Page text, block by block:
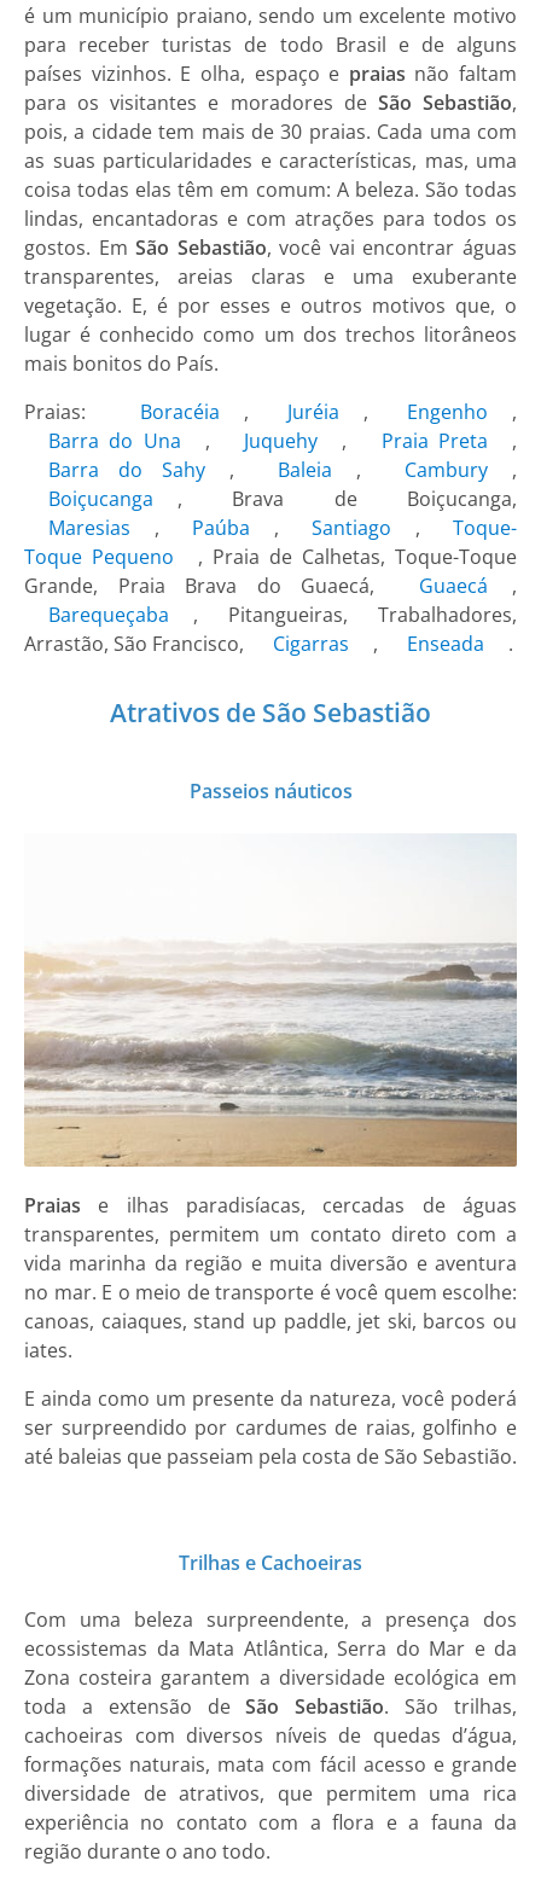
é um município praiano, sendo um excelente motivo
para receber turistas de todo Brasil e de alguns
países vizinhos. E olha, espaço e praias não faltam
para os visitantes e moradores deSão Sebastião,
pois, a cidade tem mais de 30 praias. Cada uma com
as suas particularidades e características, mas, uma
coisa todas elas têm em comum: A beleza. São todas
lindas, encantadoras e com atrações para todos os
gostos. EmSão Sebastião, você vai encontrar águas
transparentes, areias claras e uma exuberante
vegetação. E, é por esses e outros motivos que, o
lugar é conhecido como um dos trechos litorâneos
mais bonitos do País.
Praias:
Boracéia , Juréia , Engenho
,
Barra do Una
, Juquehy , Praia Preta
,
Barra do Sahy
, Baleia , Cambury
,
Boiçucanga
, Brava de Boiçucanga,
Maresias
, Paúba , Santiago ,
Toque-
Toque Pequeno
, Praia de Calhetas, Toque-Toque
Grande, Praia Brava do Guaecá,
Guaecá
,
Barequeçaba
, Pitangueiras, Trabalhadores,
Arrastão, São Francisco,
Cigarras , Enseada .
Atrativos de São Sebastião
Passeios náuticos
Praias e ilhas paradisíacas, cercadas de águas
transparentes, permitem um contato direto com a
vida marinha da região e muita diversão e aventura
no mar. E o meio de transporte é você quem escolhe:
canoas, caiaques, stand up paddle, jet ski, barcos ou
iates.
E ainda como um presente da natureza, você poderá
ser surpreendido por cardumes de raias, golfinho e
até baleias que passeiam pela costa de São Sebastião.
Trilhas e Cachoeiras
Com uma beleza surpreendente, a presença dos
ecossistemas da Mata Atlântica, Serra do Mar e da
Zona costeira garantem a diversidade ecológica em
toda a extensão deSão Sebastião. São trilhas,
cachoeiras com diversos níveis de quedas d’água,
formações naturais, mata com fácil acesso e grande
diversidade de atrativos, que permitem uma rica
experiência no contato com a flora e a fauna da
região durante o ano todo.